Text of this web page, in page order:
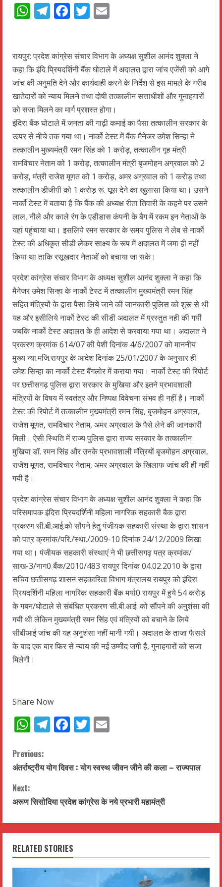
WhatsApp
Telegram
Facebook
Twitter
रायपुर: प्रदेश कांग्रेस संचार विभाग के अध्यक्ष सुशील आनंद शुक्ला ने
कहा कि इंदि प्रियदर्शिनी बैंक घोटाले में अदालत द्वारा जांच एजेंसी को आगे
जांच की अनुमति देने और कार्यवाही करने के निर्देश से इस मामले के गरीब
खातेदारों को न्याय मिलने तथा दोषी तत्कालीन सत्ताधीशों और गुनाहगारों
को सजा मिलने का मार्ग प्रशस्त होगा।
इंदिरा बैंक घोटाले में जनता की गाढ़ी कमाई का पैसा तत्कालीन सरकार के
ऊपर से नीचे तक गया था। नार्को टेस्ट में बैंक मैनेजर उमेश सिन्हा ने
तत्कालीन मुख्यमंत्री रमन सिंह को 1 करोड़, तत्कालीन गृह मंत्री
रामविचार नेताम को 1 करोड़, तत्कालीन मंत्री बृजमोहन अग्रवाल को 2
करोड़, मंत्री राजेश मूणत को 1 करोड़, अमर अग्रवाल को 1 करोड़ तथा
तत्कालीन डीजीपी को 1 करोड़ रू. घूस देने का खुलासा किया था। उसने
नार्को टेस्ट में बताया है कि बैंक की अध्यक्ष रीता तिवारी के कहने पर उसने
लाल, नीले और काले रंग के एडीडास कंपनी के बैग में रकम इन नेताओं के
यहां पहुंचाया था। इसलिये रमन सरकार के समय पुलिस ने लेब से नार्को
टेस्ट की अधिकृत सीडी लेकर साक्ष्य के रूप में अदालत में जमा ही नहीं
किया था ताकि रसूखदार नेताओं को बचाया जा सके।
प्रदेश कांग्रेस संचार विभाग के अध्यक्ष सुशील आनंद शुक्ला ने कहा कि
मैनेजर उमेश सिन्हा के नार्को टेस्ट में तत्कालीन मुख्यमंत्री रमन सिंह
सहित मंत्रियों के द्वारा पैसा लिये जाने की जानकारी पुलिस को शुरू से थी
यह और इसीलिये नार्को टेस्ट की सीडी अदालत में प्रस्तुत नही की गयी
जबकि नार्को टेस्ट अदालत के ही आदेश से करवाया गया था। अदालत ने
प्रकरण क्रमांक 614/07 की पेशी दिनांक 4/6/2007 को माननीय
मुख्य न्या.मजि.रायपुर के आदेश दिनांक 25/01/2007 के अनुसार ही
उमेश सिन्हा का नार्को टेस्ट बैंगलोर में कराया गया। नार्को टेस्ट की रिपोर्ट
पर छत्तीसगढ़ पुलिस द्वारा सरकार के मुखिया और इतने प्रभावशाली
मंत्रियों के विषय में स्वतंत्र और निष्पक्ष विवेचना संभव ही नहीं है। नार्को
टेस्ट की रिपोर्ट में तत्कालीन मुख्यमंत्री रमन सिंह, बृजमोहन अग्रवाल,
राजेश मूणत, रामविचार नेताम, अमर अग्रवाल के पैसे लेने की जानकारी
मिली। ऐसी स्थिति में राज्य पुलिस द्वारा राज्य सरकार के तत्कालीन
मुखिया डॉ. रमन सिंह और उनके प्रभावशाली मंत्रियों बृजमोहन अग्रवाल,
राजेश मूणत, रामविचार नेताम, अमर अग्रवाल के खिलाफ जांच की ही नहीं
गयी है।
प्रदेश कांग्रेस संचार विभाग के अध्यक्ष सुशील आनंद शुक्ला ने कहा कि
परिसमापक इंदिरा प्रियदर्शिनी महिला नागरिक सहकारी बैक द्वारा
प्रकरण सी.बी.आई.को सौपने हेतु पंजीयक सहकारी संस्था के द्वारा शासन
को पत्र क्रमांक/परि./स्था./2009-10 दिनांक 24/12/2009 लिखा
गया था। पंजीयक सहकारी संस्थाएं ने भी छत्तीसगढ़ पत्र क्रमांक/
साख-3/नाग0 बैंक/2010/483 रायपुर दिनांक 04.02.2010 के द्वारा
सचिव छत्तीसगढ़ शासन सहकारिता विभाग मंत्रालय रायपुर को इंदिरा
प्रियदर्शिनी महिला नागरिक सहकारी बैंक मर्या0 रायपुर में हुये 54 करोड़
के गबन/घोटाले से संबंधित प्रकरण सी.बी.आई. को सौंपने की अनुशंसा की
गयी थी लेकिन मुख्यमंत्री रमन सिंह एवं मंत्रियों को बचाने के लिये
सीबीआई जांच की यह अनुशंसा नहीं मानी गयी। अदालत के ताजा फैसले
के बाद एक बार फिर से न्याय की नई उम्मीद जगी है, गुनाहगारों को सजा
मिलेगी।
Share Now
WhatsApp
Telegram
Facebook
Twitter
C
o
n
t
i
n
Previous:
अंतर्राष्ट्रीय योग दिवस : योग स्वस्थ जीवन जीने की कला – राज्यपाल
Next:
अरूण सिसोदिया प्रदेश कांग्रेस के नये प्रभारी महामंत्री
RELATED STORIES